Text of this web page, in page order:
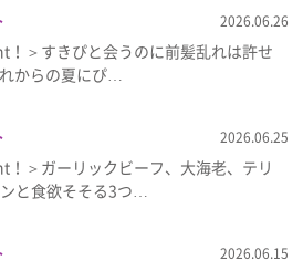
2026.06.26
！＞すきぴと会うのに前髪乱れは許せ
からの夏にぴ…
2026.06.25
！＞ガーリックビーフ、大海老、テリ
と食欲そそる3つ…
2026.06.15